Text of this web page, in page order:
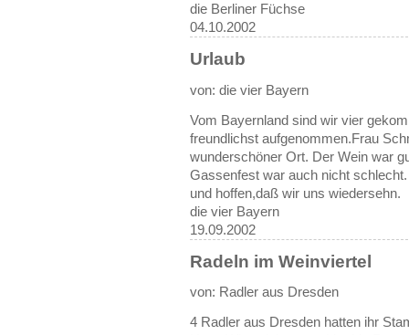
die Berliner Füchse
04.10.2002
Urlaub
von: die vier Bayern
Vom Bayernland sind wir vier
freundlichst aufgenommen.Frau
wunderschöner Ort. Der Wein war
Gassenfest war auch nicht
und hoffen,daß wir uns wiedersehn.
die vier Bayern
19.09.2002
Radeln im Weinviertel
von: Radler aus Dresden
4 Radler aus Dresden hatten ihr